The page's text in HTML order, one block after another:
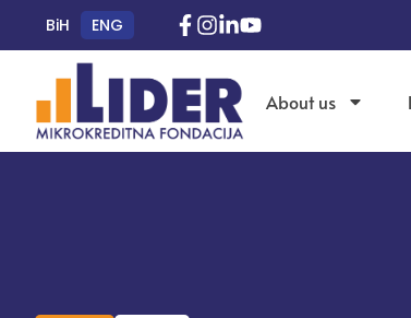
BiH ENG
About us